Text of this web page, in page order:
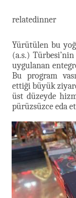
relatedinner
Yürütülen bu
(a.s.)
uygulanan
Bu program
ettiği büyük
üst düzeyde
pürüzsüzce eda